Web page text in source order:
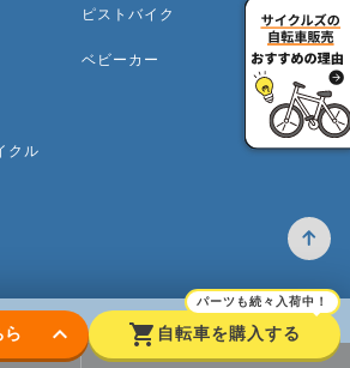
ら keyboard_arrow_down shopping_cart
パーツも続々入荷中！
自転車を購入する
クル
ピストバイク
ベビーカー